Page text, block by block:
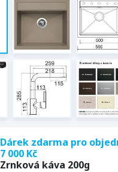
Dárek zdarma pro
7 000 Kč
Zrnková káva 200g